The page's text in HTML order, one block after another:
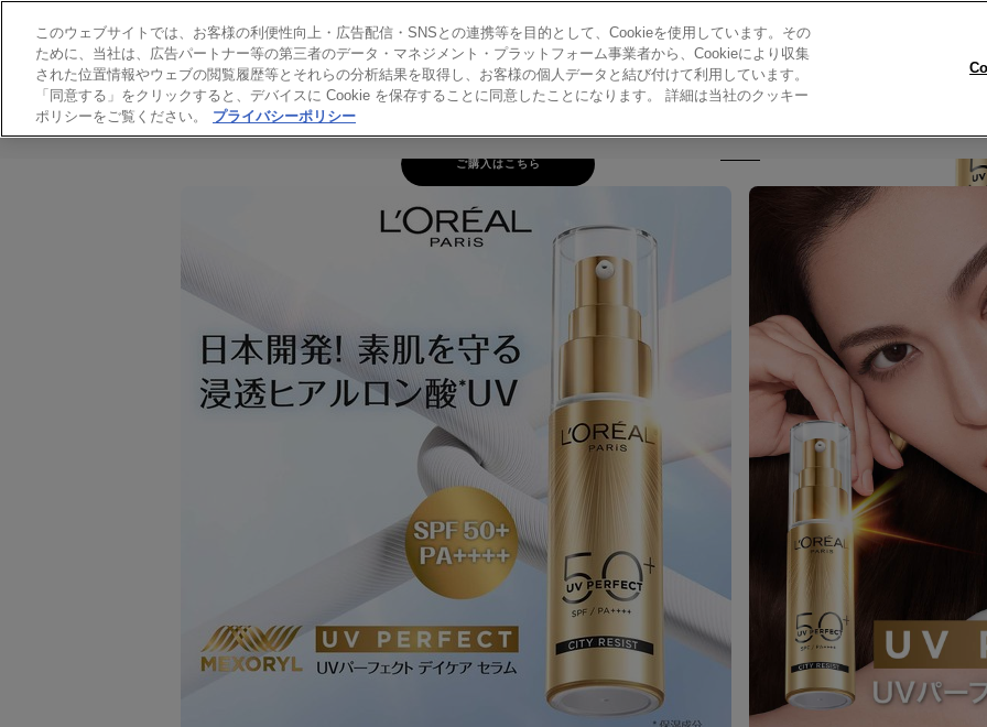
ヘアカラー ヘアケア スキンケア
UVパーフェクト デイケ
ア セラム
ご購入はこちら
UVパーフェクト デイケア セラム
このウェブサイトでは、お客様の利便性向上・広告配信・SNSとの連携等を目的として、Cookieを使用しています。その
ために、当社は、広告パートナー等の第三者のデータ・マネジメント・プラットフォーム事業者から、Cookieにより収集
された位置情報やウェブの閲覧履歴等とそれらの分析結果を取得し、お客様の個人データと結び付けて利用しています。
「同意する」をクリックすると、デバイスに Cookie を保存することに同意したことになります。 詳細は当社のクッキー
ポリシーをご覧ください。
プライバシーポリシー